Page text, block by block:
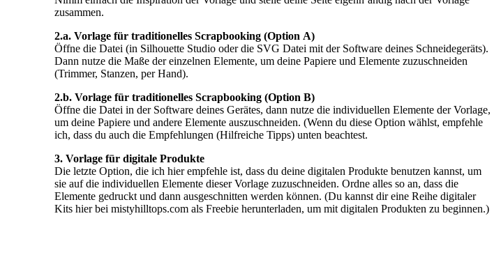
zusammen.
2.a. Vorlage für traditionelles Scrapbooking (Option A)
Öffne die Datei (in Silhouette Studio oder die SVG Datei mit der Software deines Schneidegeräts).
Dann nutze die Maße der einzelnen Elemente, um deine Papiere und Elemente zuzuschneiden
(Trimmer, Stanzen, per Hand).
2.b. Vorlage für traditionelles Scrapbooking (Option B)
Öffne die Datei in der Software deines Gerätes, dann nutze die individuellen Elemente der Vorlage,
um deine Papiere und andere Elemente auszuschneiden. (Wenn du diese Option wählst, empfehle
ich, dass du auch die Empfehlungen (Hilfreiche Tipps) unten beachtest.
3. Vorlage für digitale Produkte
Die letzte Option, die ich hier empfehle ist, dass du deine digitalen Produkte benutzen kannst, um
sie auf die individuellen Elemente dieser Vorlage zuzuschneiden. Ordne alles so an, dass die
Elemente gedruckt und dann ausgeschnitten werden können. (Du kannst dir eine Reihe digitaler
Kits hier bei mistyhilltops.com als Freebie herunterladen, um mit digitalen Produkten zu beginnen.)